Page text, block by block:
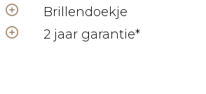
Brillendoekje
2 jaar garantie*